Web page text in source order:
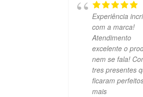
Experiência
com a marca!
Atendimento
excelente o
nem se fala!
tres presentes
ficaram
mais